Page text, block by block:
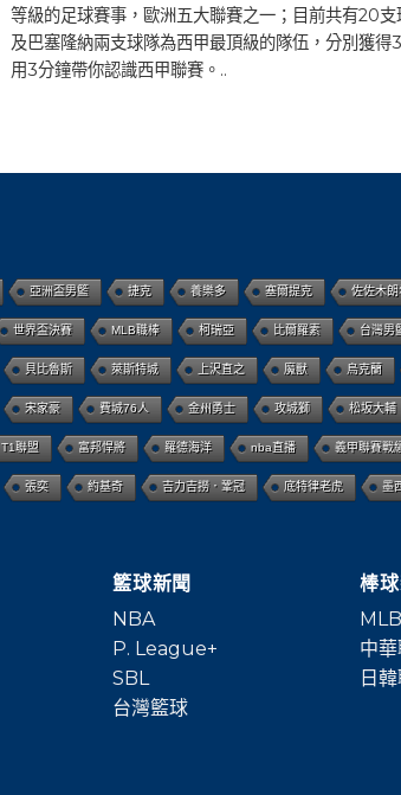
等級的足球賽事，歐洲五大聯賽之一；目前共有20
及巴塞隆納兩支球隊為西甲最頂級的隊伍，分別獲
用3分鐘帶你認識西甲聯賽。..
亞洲盃男籃 捷克 養樂多 塞爾提克 佐佐木朗
世界盃決賽 MLB職棒 柯瑞亞 比爾羅素 台灣男
貝比魯斯 萊斯特城 上沢直之 魔獸 烏克蘭
宋家豪 費城76人 金州勇士 攻城獅 松坂大輔
T1聯盟 富邦悍將 羅德海洋 nba直播 義甲聯賽戰
張奕 約基奇 吉力吉撈．鞏冠 底特律老虎 墨
籃球新聞
NBA
P. League+
SBL
台灣籃球
棒
MLB
中
日